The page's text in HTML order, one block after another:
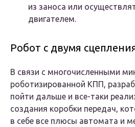
из заноса или
двигателем.
Робот с двумя
В связи с многочисленными
роботизированной КПП,
пойти дальше и все-таки
создания коробки передач,
в себе все плюсы автомата и